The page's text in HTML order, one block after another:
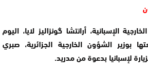
الإسبانية، أرانتشا گونزاليز لايا، اليوم
بوزير الشؤون الخارجية الجزائرية، صبري
لإسبانيا بدعوة من مدريد.